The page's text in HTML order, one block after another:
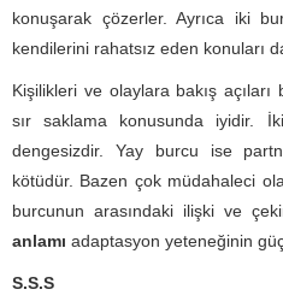
konuşarak çözerler. Ayrıca iki
kendilerini rahatsız eden konuları
Kişilikleri ve olaylara bakış
sır saklama konusunda iyidir.
dengesizdir. Yay burcu ise
kötüdür. Bazen çok müdahaleci
burcunun arasındaki ilişki ve
anlamı adaptasyon yeteneğinin
S.S.S